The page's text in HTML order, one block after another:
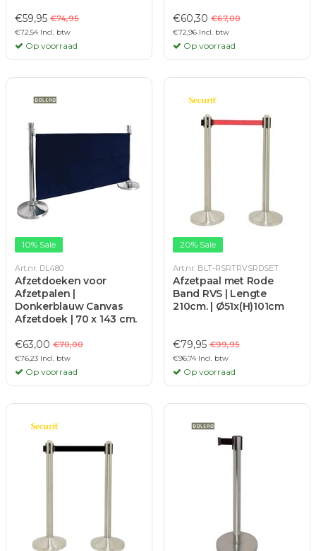
€59,95 €74,95
€72,54 Incl. btw
Op voorraad
€60,30 €67,00
€72,96 Incl. btw
Op voorraad
10% Sale
Art.nr. DL480
Afzetdoeken voor
Afzetpalen |
Donkerblauw Canvas
Afzetdoek | 70 x 143 cm.
€63,00 €70,00
€76,23 Incl. btw
Op voorraad
20% Sale
Art.nr. BLT-RSRTRVSRDSET
Afzetpaal met Rode
Band RVS | Lengte
210cm. | Ø51x(H)101cm
€79,95 €99,95
€96,74 Incl. btw
Op voorraad